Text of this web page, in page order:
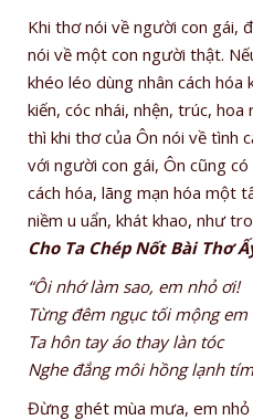
Khi thơ nói về người con gái,
nói về một con người thật.
khéo léo dùng nhân cách hóa
kiến, cóc nhái, nhện, trúc,
thì khi thơ của Ôn nói về tình
với người con gái, Ôn cũng có
cách hóa, lãng mạn hóa một
niềm u uẩn, khát khao, như
Cho Ta Chép Nốt Bài Thơ
“Ôi nhớ làm sao, em nhỏ ơi!
Từng đêm ngục tối mộng em
Ta hôn tay áo thay làn tóc
Nghe đắng môi hồng lạnh
Đừng ghét mùa mưa, em nhỏ